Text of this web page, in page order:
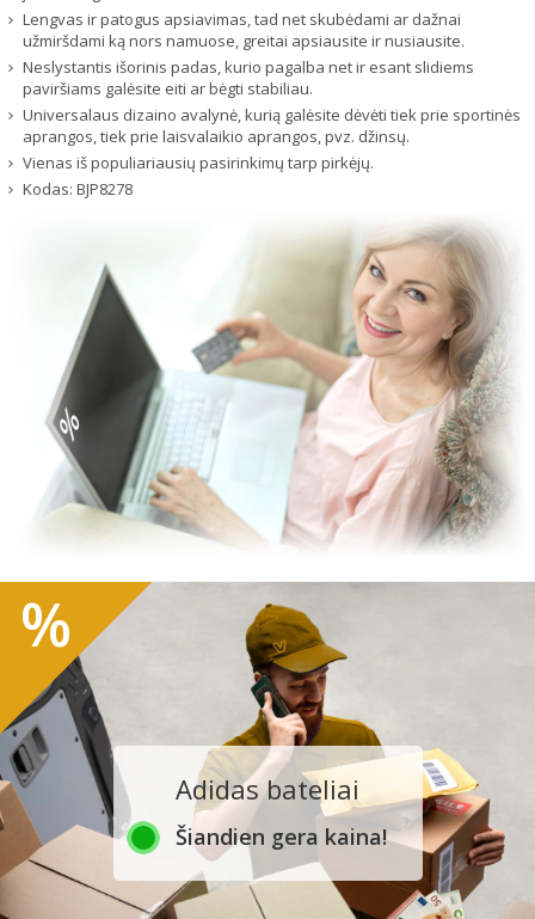
Lengvas ir patogus apsiavimas, tad net skubėdami ar dažnai
užmiršdami ką nors namuose, greitai apsiausite ir nusiausite.
Neslystantis išorinis padas, kurio pagalba net ir esant slidiems
paviršiams galėsite eiti ar bėgti stabiliau.
Universalaus dizaino avalynė, kurią galėsite dėvėti tiek prie sportinės
aprangos, tiek prie laisvalaikio aprangos, pvz. džinsų.
Vienas iš populiariausių pasirinkimų tarp pirkėjų.
Kodas: BJP8278
Adidas bateliai
Šiandien gera kaina!
%